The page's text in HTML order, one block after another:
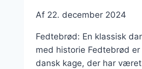
Af 22. december 2024
Fedtebrød: En klassisk
med historie Fedtebrød
dansk kage, der har